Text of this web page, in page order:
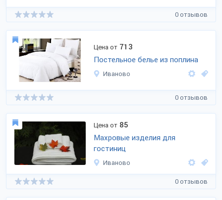
0 отзывов
Цена от 713
Постельное белье из поплина
Иваново
0 отзывов
Цена от 85
Махровые изделия для
гостиниц
Иваново
0 отзывов